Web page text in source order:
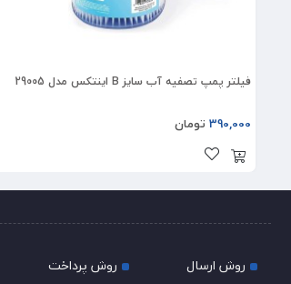
فیلتر پمپ تصفیه آب سایز B اینتکس مدل 29005
390,000 تومان
روش ارسال
روش پرداخت